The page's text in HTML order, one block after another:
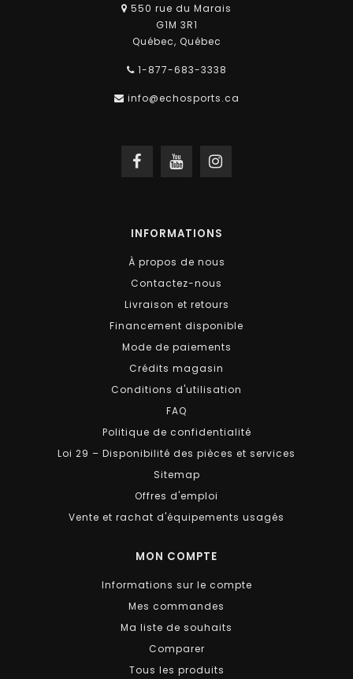
550 rue du Marais
G1M 3R1
Québec, Québec
1-877-683-3338
info@echosports.ca
INFORMATIONS
À propos de nous
Contactez-nous
Livraison et retours
Financement disponible
Mode de paiements
Crédits magasin
Conditions d'utilisation
FAQ
Politique de confidentialité
Loi 29 – Disponibilité des pièces et services
Sitemap
Offres d'emploi
Vente et rachat d'équipements usagés
MON COMPTE
Informations sur le compte
Mes commandes
Ma liste de souhaits
Comparer
Tous les produits